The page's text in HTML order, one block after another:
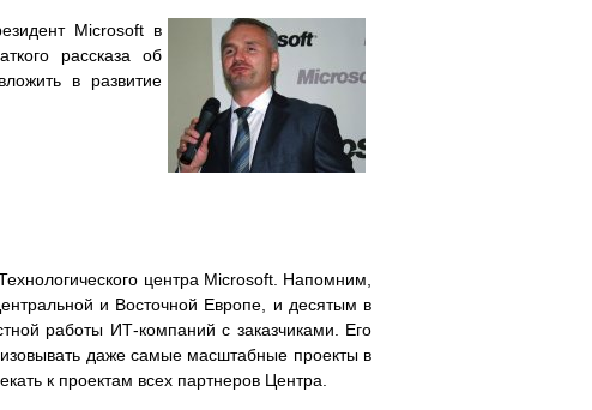
Microsoft в
рассказа об
в развитие
центра Microsoft. Напомним,
и Восточной Европе, и десятым в
работы ИТ-компаний с заказчиками. Его
даже самые масштабные проекты в
к проектам всех партнеров Центра.